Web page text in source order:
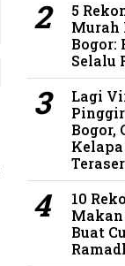
5
Murah
Bogor:
Selalu
Lagi
Bogor,
10
Makan
Buat